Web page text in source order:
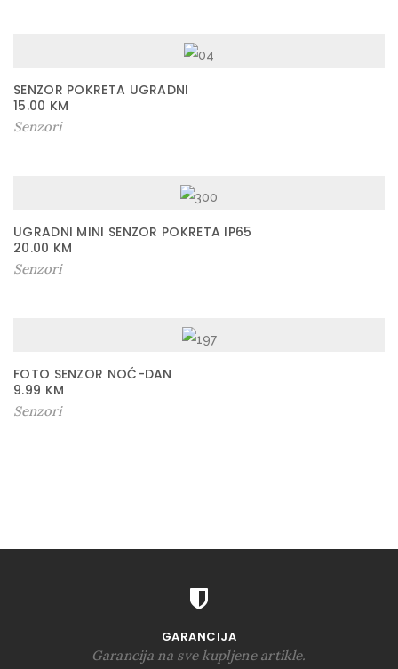
SENZOR POKRETA UGRADNI
15.00 KM
Senzori
UGRADNI MINI SENZOR POKRETA IP65
20.00 KM
Senzori
FOTO SENZOR NOĆ-DAN
9.99 KM
Senzori
GARANCIJA
Garancija na sve kupljene artikle.